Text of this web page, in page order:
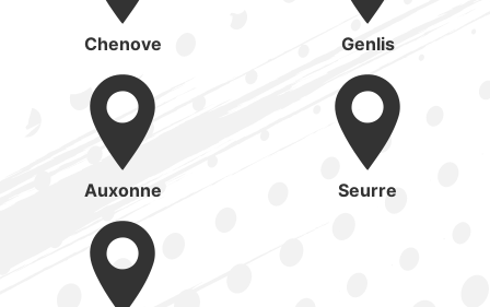
Chenove Genlis
Auxonne Seurre